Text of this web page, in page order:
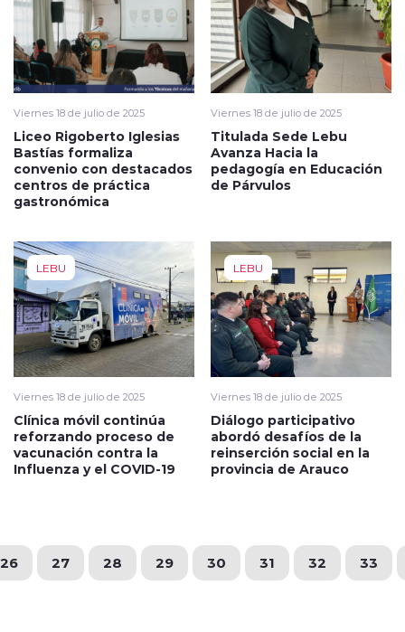
Viernes 18 de julio de 2025
Liceo Rigoberto Iglesias
Bastías formaliza
convenio con destacados
centros de práctica
gastronómica
Viernes 18 de julio de 2025
Titulada Sede Lebu
Avanza Hacia la
pedagogía en Educación
de Párvulos
LEBU
Viernes 18 de julio de 2025
Clínica móvil continúa
reforzando proceso de
vacunación contra la
Influenza y el COVID-19
LEBU
Viernes 18 de julio de 2025
Diálogo participativo
abordó desafíos de la
reinserción social en la
provincia de Arauco
26 27 28 29 30 31 32 33